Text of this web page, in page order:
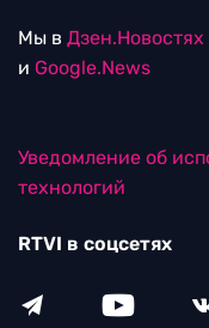
Мы в Дзен.Новостях
и Google.News
Уведомление об
технологий
RTVI в соцсетях